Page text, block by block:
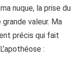
nuque, la prise du
valeur. Ma
précis qui fait
: